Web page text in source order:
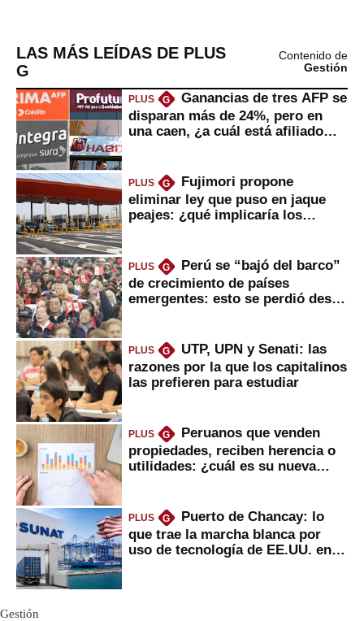
LAS MÁS LEÍDAS DE PLUS
G
Contenido de
Gestión
PLUS G
Ganancias de tres AFP se
disparan más de 24%, pero en
una caen, ¿a cuál está afiliado
PLUS G
Fujimori propone
eliminar ley que puso en jaque
peajes: ¿qué implicaría los
PLUS G
Perú se “bajó del barco”
de crecimiento de países
emergentes: esto se perdió desde
PLUS G
UTP, UPN y Senati: las
razones por la que los capitalinos
las prefieren para estudiar
PLUS G
Peruanos que venden
propiedades, reciben herencia o
utilidades: ¿cuál es su nueva
PLUS G
Puerto de Chancay: lo
que trae la marcha blanca por
uso de tecnología de EE.UU. en
Gestión